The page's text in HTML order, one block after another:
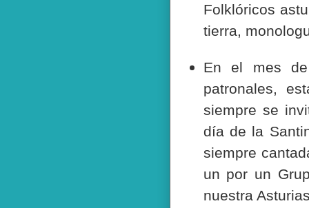
Folklóricos
tierra,
En el mes
patronales,
siempre se
día de la
siempre
un por un
nuestra